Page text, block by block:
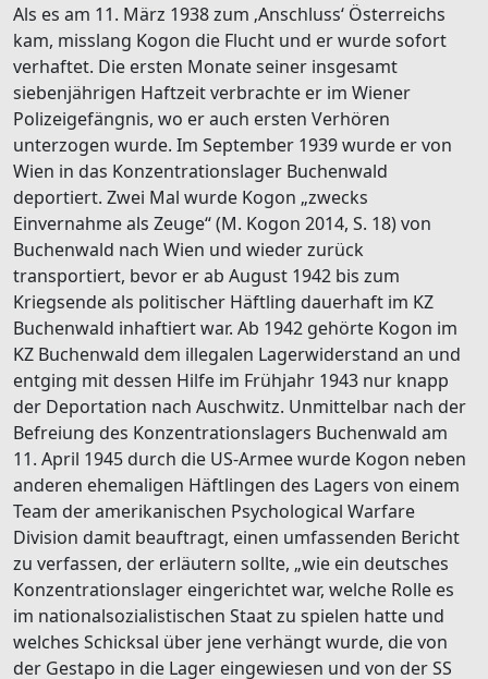
Als es am 11. März 1938 zum ‚Anschluss‘ Österreichs
kam, misslang Kogon die Flucht und er wurde sofort
verhaftet. Die ersten Monate seiner insgesamt
siebenjährigen Haftzeit verbrachte er im Wiener
Polizeigefängnis, wo er auch ersten Verhören
unterzogen wurde. Im September 1939 wurde er von
Wien in das Konzentrationslager Buchenwald
deportiert. Zwei Mal wurde Kogon „zwecks
Einvernahme als Zeuge“ (M. Kogon 2014, S. 18) von
Buchenwald nach Wien und wieder zurück
transportiert, bevor er ab August 1942 bis zum
Kriegsende als politischer Häftling dauerhaft im KZ
Buchenwald inhaftiert war. Ab 1942 gehörte Kogon im
KZ Buchenwald dem illegalen Lagerwiderstand an und
entging mit dessen Hilfe im Frühjahr 1943 nur knapp
der Deportation nach Auschwitz. Unmittelbar nach der
Befreiung des Konzentrationslagers Buchenwald am
11. April 1945 durch die US-Armee wurde Kogon neben
anderen ehemaligen Häftlingen des Lagers von einem
Team der amerikanischen Psychological Warfare
Division damit beauftragt, einen umfassenden Bericht
zu verfassen, der erläutern sollte, „wie ein deutsches
Konzentrationslager eingerichtet war, welche Rolle es
im nationalsozialistischen Staat zu spielen hatte und
welches Schicksal über jene verhängt wurde, die von
der Gestapo in die Lager eingewiesen und von der SS